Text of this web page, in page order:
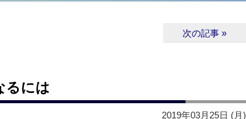
次の記事 »
るには
2019年03月25日 (月)